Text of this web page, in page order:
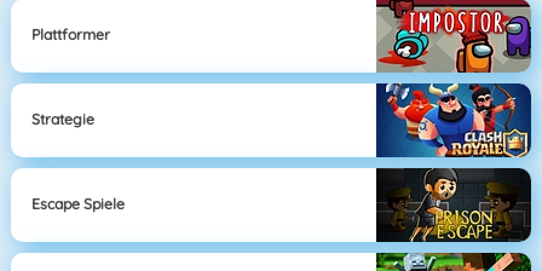
Plattformer
Strategie
Escape Spiele